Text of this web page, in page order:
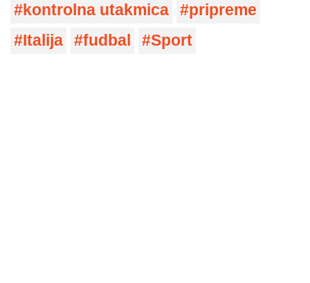
kontrolna utakmica
pripreme
Italija
fudbal Sport